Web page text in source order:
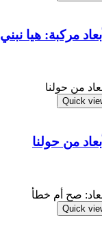
مركبة: هيا نبني
Quick
من حولنا
Quick